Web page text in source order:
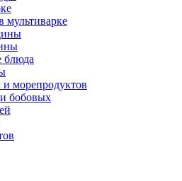
мультиварке
блюда
морепродуктов
бобовых